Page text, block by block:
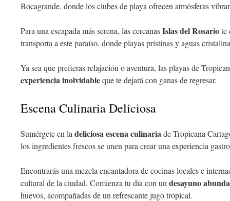
Bocagrande, donde los clubes de playa ofrecen atmósferas
Para una escapada más serena, las cercanasIslas del Rosariote
transporta a este paraíso, donde playas prístinas y aguas
Ya sea que prefieras relajación o aventura, las playas de
experiencia inolvidableque te dejará con ganas de regresar.
Escena Culinaria Deliciosa
Sumérgete en la deliciosa escena culinariade Tropicana
los ingredientes frescos se unen para crear una experiencia
Encontrarás una mezcla encantadora de cocinas locales e
cultural de la ciudad. Comienza tu día con un desayuno
huevos, acompañadas de un refrescante jugo tropical.